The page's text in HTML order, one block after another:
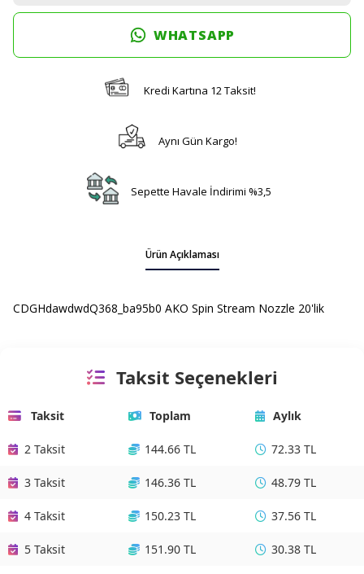
WHATSAPP
Kredi Kartına 12 Taksit!
Aynı Gün Kargo!
Sepette Havale İndirimi %3,5
Ürün Açıklaması
CDGHdawdwdQ368_ba95b0 AKO Spin Stream Nozzle 20'lik
Taksit Seçenekleri
Taksit Toplam Aylık
2 Taksit 144.66 TL 72.33 TL
3 Taksit 146.36 TL 48.79 TL
4 Taksit 150.23 TL 37.56 TL
5 Taksit 151.90 TL 30.38 TL